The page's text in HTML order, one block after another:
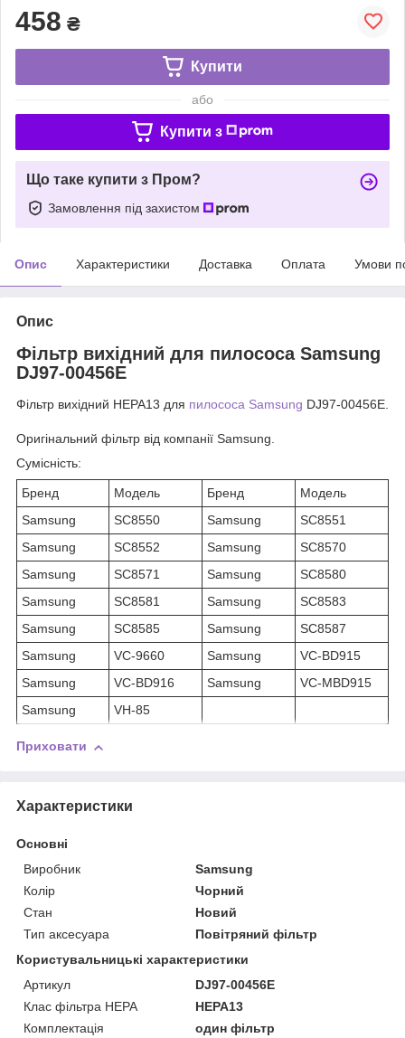
458 ₴
Купити
або
Купити з
Що таке купити з Пром?
Замовлення під захистом
Опис Характеристики Доставка Оплата Умови
Опис
Фільтр вихідний для пилососа Samsung
DJ97-00456E
Фільтр вихідний HEPA13 для пилососа Samsung DJ97-00456E.
Оригінальний фільтр від компанії Samsung.
Сумісність:
Бренд Модель Бренд
Модель
Samsung
SC8550 Samsung
SC8551
Samsung
SC8552 Samsung
SC8570
Samsung
SC8571 Samsung
SC8580
Samsung
SC8581 Samsung
SC8583
Samsung
SC8585 Samsung
SC8587
Samsung
VC-9660 Samsung
VC-BD915
Samsung
VC-BD916 Samsung
VC-MBD915
Samsung
VH-85
Приховати
Характеристики
Основні
Виробник
Samsung
Колір
Чорний
Стан
Новий
Тип аксесуара
Повітряний фільтр
Користувальницькі характеристики
Артикул
DJ97-00456E
Клас фільтра HEPA
HEPA13
Комплектація
один фільтр